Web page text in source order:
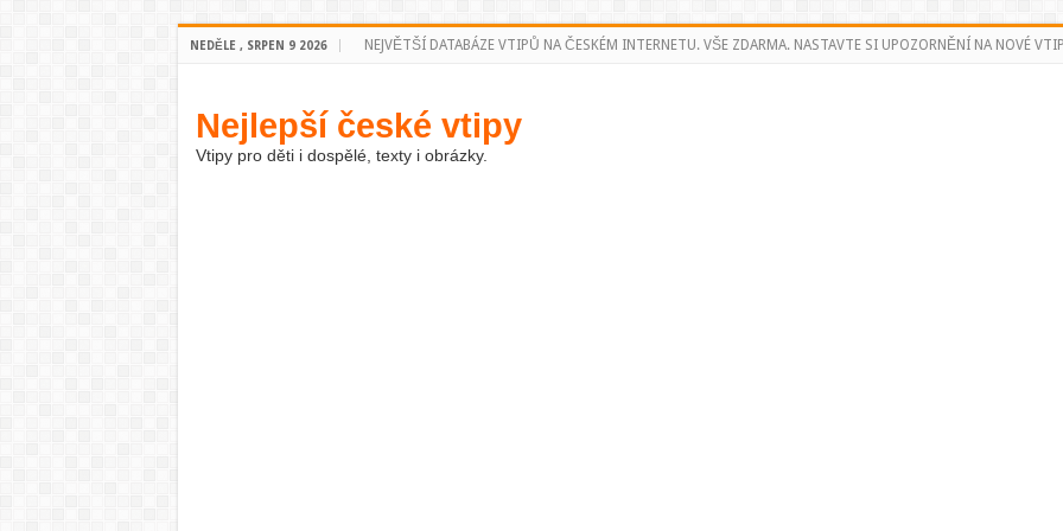
NEDĚLE , SRPEN 9 2026 NEJVĚTŠÍ DATABÁZE VTIPŮ NA ČESKÉM INTERNETU. VŠE ZDARMA. NASTAVTE SI UPOZORNĚNÍ NA NOVÉ
Nejlepší české vtipy
Vtipy pro děti i dospělé, texty i obrázky.